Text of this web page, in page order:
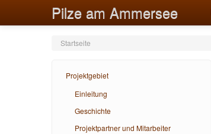
Pilze am Ammersee
Startseite
Projektgebiet
Einleitung
Geschichte
Projektpartner und Mitarbeiter